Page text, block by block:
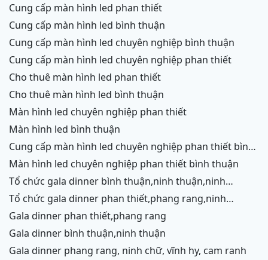
cung cấp màn hình led phan thiết
cung cấp màn hình led bình thuận
cung cấp màn hình led chuyên nghiệp bình thuận
cung cấp màn hình led chuyên nghiệp phan thiết
cho thuê màn hình led phan thiết
cho thuê màn hình led bình thuận
màn hình led chuyên nghiệp phan thiết
màn hình led bình thuận
cung cấp màn hình led chuyên nghiệp phan thiết bình
thuận
màn hình led chuyên nghiệp phan thiết bình thuận
tổ chức gala dinner bình thuận,ninh thuận,ninh
chữ,vĩnh hy,cam ranh
tổ chức gala dinner phan thiết,phang rang,ninh
chữ,vĩnh hy,cam ranh
gala dinner phan thiết,phang rang
gala dinner bình thuận,ninh thuận
gala dinner phang rang, ninh chữ, vĩnh hy, cam ranh